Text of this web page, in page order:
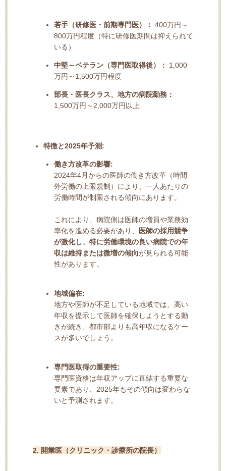
若手（研修医・前期専門医）： 400万円～
800万円程度（特に研修医期間は抑えられて
いる）
中堅～ベテラン（専門医取得後）：
1,000
万円～1,500万円程度
部長・医長クラス、地方の病院勤務：
1,500万円～2,000万円以上
特徴と2025年予測:
働き方改革の影響:
2024年4月からの医師の働き方改革（時間
外労働の上限規制）により、一人あたりの
労働時間が制限される傾向にあります。
これにより、病院側は医師の増員や業務効
率化を進める必要があり、
医師の採用競争
が激化し、特に労働環境の良い病院での年
収は維持または微増の傾向が見られる可能
性があります。
地域偏在:
地方や医師が不足している地域では、高い
年収を提示して医師を確保しようとする動
きが続き、都市部よりも高年収になるケー
スが多いでしょう。
専門医取得の重要性:
専門医資格は年収アップに直結する重要な
要素であり、2025年もその傾向は変わらな
いと予測されます。
2. 開業医（クリニック・診療所の院長）